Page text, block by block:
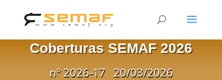
Coberturas SEMAF 2026
nº 2026-17 20/03/2026